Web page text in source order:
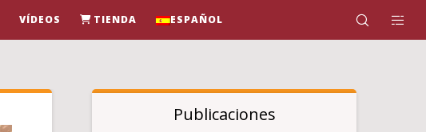
VÍDEOS TIENDA ESPAÑOL
Publicaciones